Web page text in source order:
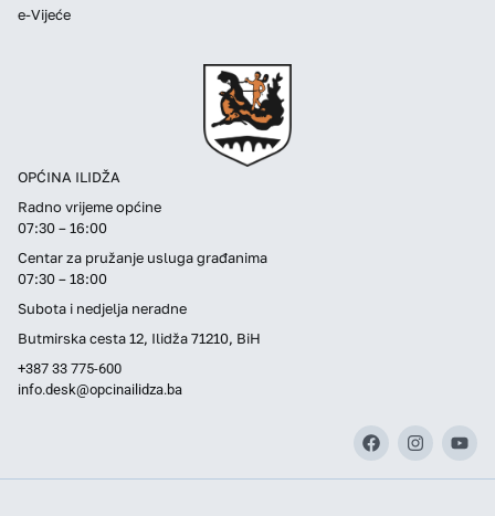
OPĆINA ILIDŽA
Radno vrijeme općine
07:30 – 16:00
Centar za pružanje usluga građanima
07:30 – 18:00
Subota i nedjelja neradne
Butmirska cesta 12, Ilidža 71210, BiH
+387 33 775-600
info.desk@opcinailidza.ba
e-Vijeće